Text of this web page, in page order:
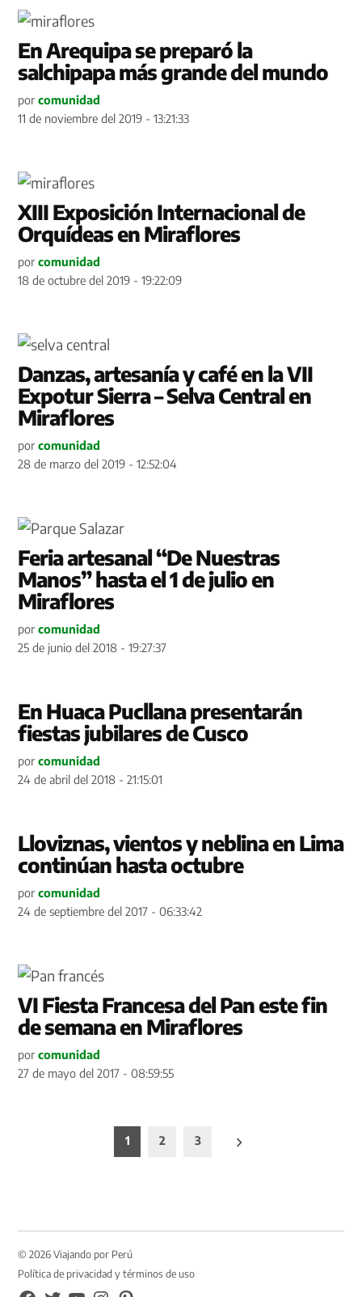
En Arequipa se preparó la
salchipapa más grande del mundo
por comunidad
11 de noviembre del 2019 - 13:21:33
XIII Exposición Internacional de
Orquídeas en Miraflores
por comunidad
18 de octubre del 2019 - 19:22:09
Danzas, artesanía y café en la VII
Expotur Sierra – Selva Central en
Miraflores
por comunidad
28 de marzo del 2019 - 12:52:04
Feria artesanal “De Nuestras
Manos” hasta el 1 de julio en
Miraflores
por comunidad
25 de junio del 2018 - 19:27:37
En Huaca Pucllana presentarán
fiestas jubilares de Cusco
por comunidad
24 de abril del 2018 - 21:15:01
Lloviznas, vientos y neblina en Lima
continúan hasta octubre
por comunidad
24 de septiembre del 2017 - 06:33:42
VI Fiesta Francesa del Pan este fin
de semana en Miraflores
por comunidad
27 de mayo del 2017 - 08:59:55
1 2 3
© 2026 Viajando por Perú
Política de privacidad y términos de uso